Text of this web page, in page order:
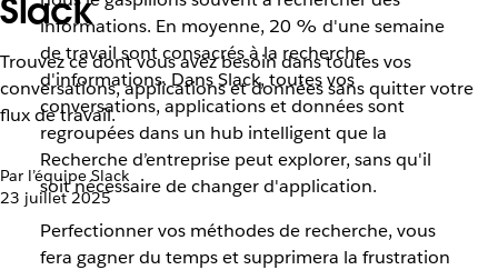
Slack
Trouvez ce dont vous avez besoin dans toutes vos
conversations, applications et données sans quitter votre
flux de travail.
Par l’équipe Slack
23 juillet 2025
informations. En moyenne, 20 % d'une semaine
de travail sont consacrés à la recherche
d'informations. Dans Slack, toutes vos
conversations, applications et données sont
regroupées dans un hub intelligent que la
Recherche d’entreprise peut explorer, sans qu'il
soit nécessaire de changer d'application.
Perfectionner vos méthodes de recherche, vous
fera gagner du temps et supprimera la frustration